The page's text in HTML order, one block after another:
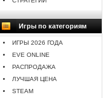
Игры по категориям
ИГРЫ 2026 ГОДА
EVE ONLINE
РАСПРОДАЖА
ЛУЧШАЯ ЦЕНА
STEAM